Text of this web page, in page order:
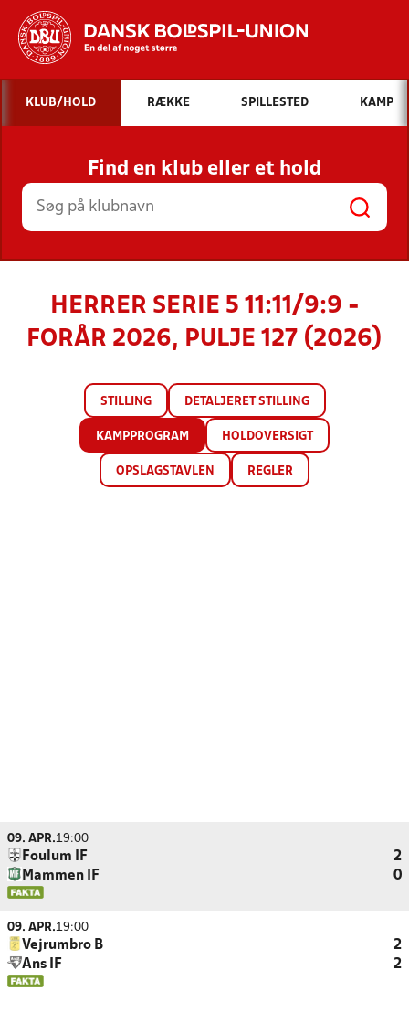
Hvad vil du søge efter?
INDHOLD OG NYHEDER
STILLINGER, RESULTATER, KLUBBER OG
HOLD
KLUB/HOLD RÆKKE SPILLESTED KAMP
Find en klub eller et hold
HERRER SERIE 5 11:11/9:9 -
FORÅR 2026, PULJE 127 (2026)
STILLING DETALJERET STILLING
KAMPPROGRAM HOLDOVERSIGT
OPSLAGSTAVLEN REGLER
09. APR.19:00
Foulum IF
2
Mammen IF
0
09. APR.19:00
Vejrumbro B
2
Ans IF
2